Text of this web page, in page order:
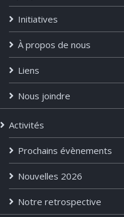
Initiatives
À propos de nous
Liens
Nous joindre
Activités
Prochains évènements
Nouvelles 2026
Notre retrospective